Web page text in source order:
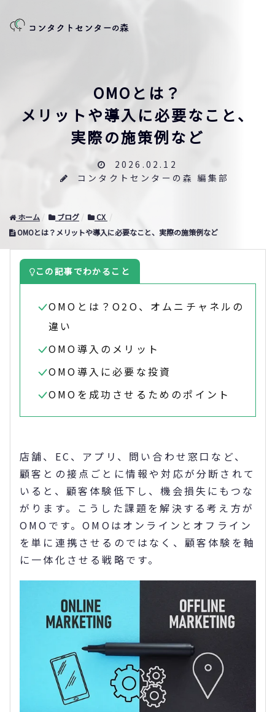
OMOとは？
メリットや導入に必要なこと、
実際の施策例など
2026.02.12
コンタクトセンターの森 編集部
ホーム ブログ
CX
OMOとは？メリットや導入に必要なこと、実際の施策例など
この記事でわかること
OMOとは？O2O、オムニチャネルの
違い
OMO導入のメリット
OMO導入に必要な投資
OMOを成功させるためのポイント
店舗、EC、アプリ、問い合わせ窓口など、
顧客との接点ごとに情報や対応が分断されて
いると、顧客体験低下し、機会損失にもつな
がります。こうした課題を解決する考え方が
OMOです。OMOはオンラインとオフライン
を単に連携させるのではなく、顧客体験を軸
に一体化させる戦略です。